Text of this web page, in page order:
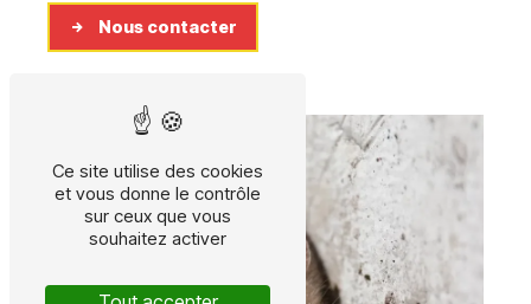
Nous contacter
Ce site utilise des cookies
et vous donne le contrôle
sur ceux que vous
souhaitez activer